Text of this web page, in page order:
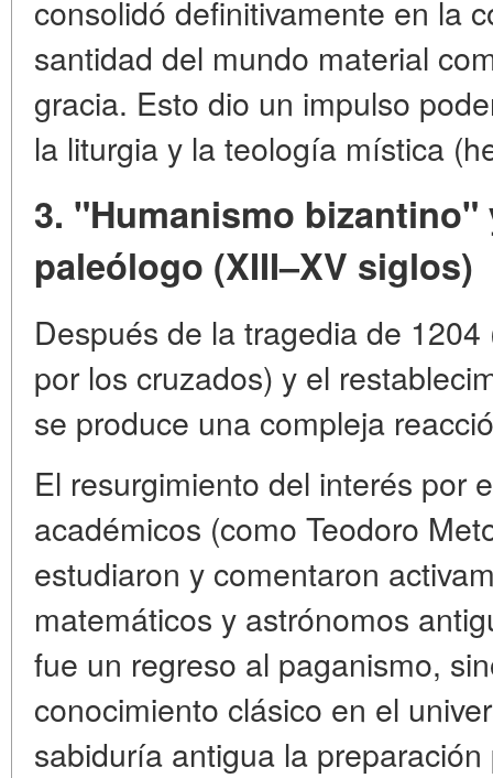
consolidó definitivamente en la
santidad del mundo material
gracia. Esto dio un impulso
la liturgia y la teología mística
3. "Humanismo
paleólogo (XIII–XV siglos)
Después de la tragedia de
por los cruzados) y el
se produce una compleja
El resurgimiento del interés por
académicos (como Teodoro
estudiaron y comentaron
matemáticos y astrónomos
fue un regreso al paganismo,
conocimiento clásico en el
sabiduría antigua la